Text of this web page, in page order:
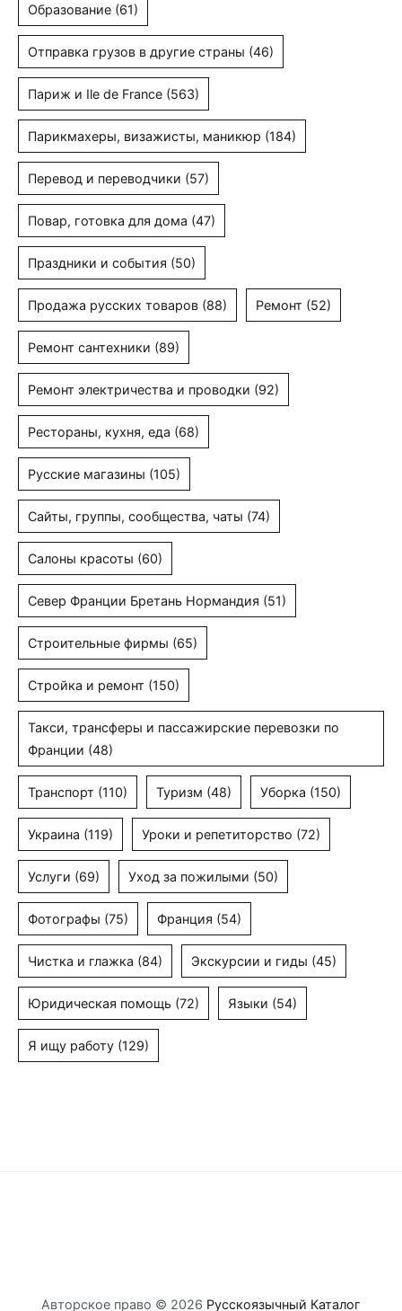
Образование (61)
Отправка грузов в другие страны (46)
Париж и Ile de France (563)
Парикмахеры, визажисты, маникюр (184)
Перевод и переводчики (57)
Повар, готовка для дома (47)
Праздники и события (50)
Продажа русских товаров (88) Ремонт (52)
Ремонт сантехники (89)
Ремонт электричества и проводки (92)
Рестораны, кухня, еда (68)
Русские магазины (105)
Сайты, группы, сообщества, чаты (74)
Салоны красоты (60)
Север Франции Бретань Нормандия (51)
Строительные фирмы (65)
Стройка и ремонт (150)
Такси, трансферы и пассажирские перевозки по
Франции (48)
Транспорт (110) Туризм (48) Уборка (150)
Украина (119) Уроки и репетиторство (72)
Услуги (69) Уход за пожилыми (50)
Фотографы (75) Франция (54)
Чистка и глажка (84) Экскурсии и гиды (45)
Юридическая помощь (72) Языки (54)
Я ищу работу (129)
Авторское право © 2026 Русскоязычный Каталог